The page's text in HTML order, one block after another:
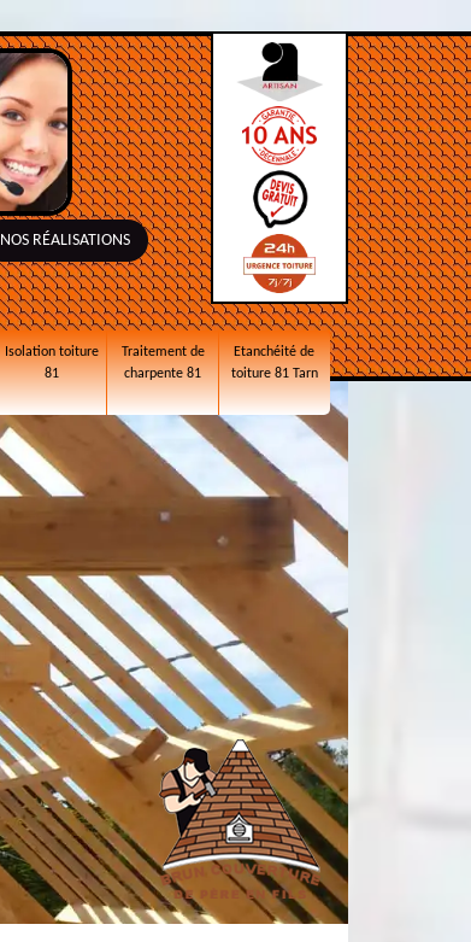
NOS RÉALISATIONS
Isolation toiture
81
Traitement de
charpente 81
Etanchéité de
toiture 81 Tarn